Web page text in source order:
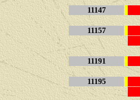
11147
11157
11191
11195